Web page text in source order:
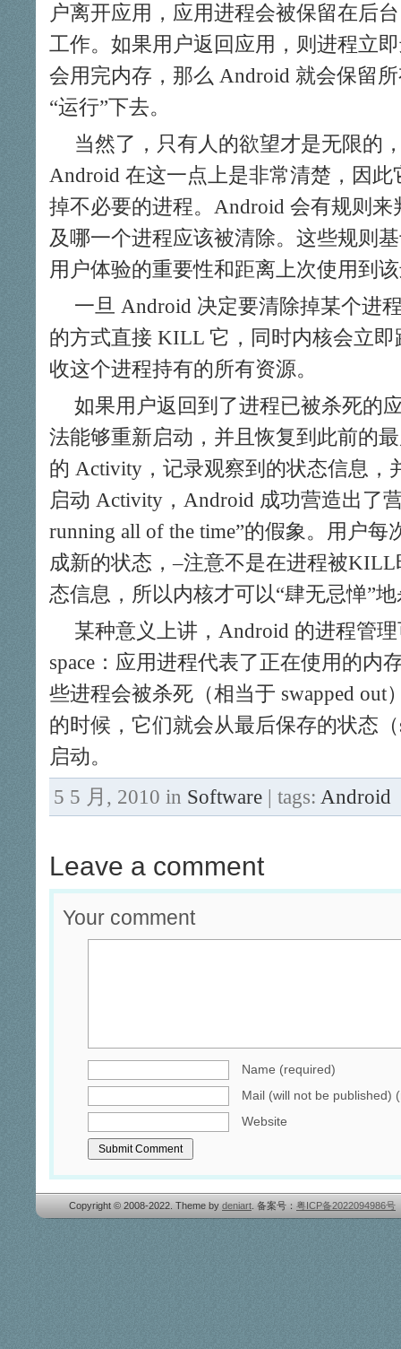
户离开应用，应用进程会被保留在后
工作。如果用户返回应用，则进程立
会用完内存，那么 Android 就会保留
“运行”下去。
当然了，只有人的欲望才是无限的
Android 在这一点上是非常清楚，因
掉不必要的进程。Android 会有规则
及哪一个进程应该被清除。这些规则
用户体验的重要性和距离上次使用到
一旦 Android 决定要清除掉某个进
的方式直接 KILL 它，同时内核会立
收这个进程持有的所有资源。
如果用户返回到了进程已被杀死的
法能够重新启动，并且恢复到此前的
的 Activity，记录观察到的状态信息，
启动 Activity，Android 成功营造出了
running all of the time”的假象。用户
成新的状态，–注意不是在进程被
态信息，所以内核才可以“肆无忌惮”
某种意义上讲，Android 的进程管
space：应用进程代表了正在使用的内
些进程会被杀死（相当于 swapped
的时候，它们就会从最后保存的状态
启动。
5 5 月, 2010 in Software | tags: Android
Leave a comment
Your comment
Name (required)
Mail (will not be published)
Website
Copyright © 2008-2022. Theme by deniart . 备案号： 粤ICP备2022094986号